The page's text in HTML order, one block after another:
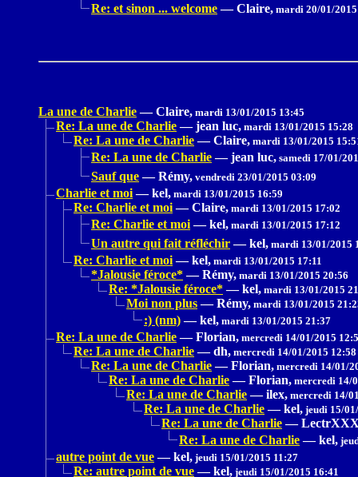
Re: et sinon ... welcome — Claire, mardi 20/01/
La une de Charlie — Claire, mardi 13/01/2015 13:45
Re: La une de Charlie — jean luc, mardi 13/01/2015 15:28
Re: La une de Charlie — Claire, mardi 13/01/2015
Re: La une de Charlie — jean luc, samedi 17/01/
Sauf que — Rémy, vendredi 23/01/2015 03:09
Charlie et moi — kel, mardi 13/01/2015 16:59
Re: Charlie et moi — Claire, mardi 13/01/2015 17:02
Re: Charlie et moi — kel, mardi 13/01/2015 17:12
Un autre qui fait réfléchir — kel, mardi 13/01/2015
Re: Charlie et moi — kel, mardi 13/01/2015 17:11
*Jalousie féroce* — Rémy, mardi 13/01/2015 20:56
Re: *Jalousie féroce* — kel, mardi 13/01/2015
Moi non plus — Rémy, mardi 13/01/2015
:) (nm) — kel, mardi 13/01/2015 21:37
Re: La une de Charlie — Florian, mercredi 14/01/2015
Re: La une de Charlie — dh, mercredi 14/01/2015 12:58
Re: La une de Charlie — Florian, mercredi 14/01/
Re: La une de Charlie — Florian, mercredi 14/
Re: La une de Charlie — ilex, mercredi 14/
Re: La une de Charlie — kel, jeudi 15/
Re: La une de Charlie —
Re: La une de Charlie — kel,
autre point de vue — kel, jeudi 15/01/2015 11:27
Re: autre point de vue — kel, jeudi 15/01/2015 16:41